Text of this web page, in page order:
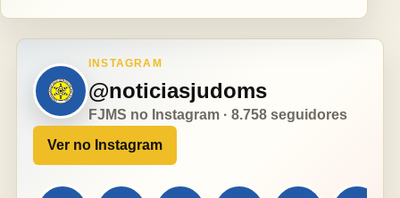
INSTAGRAM
@noticiasjudoms
FJMS no Instagram · 8.758 seguidores
Ver no Instagram